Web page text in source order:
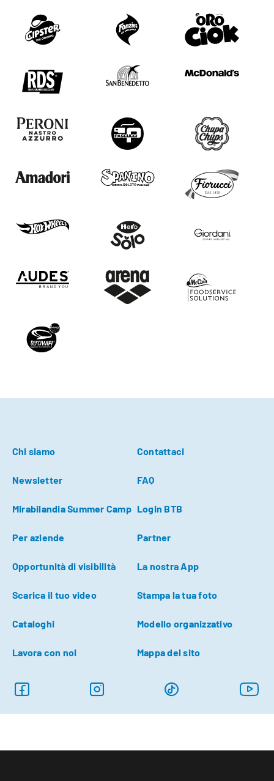
Chi siamo Contattaci
Newsletter FAQ
Mirabilandia Summer Camp Login BTB
Per aziende Partner
Opportunità di visibilità La nostra App
Scarica il tuo video Stampa la tua foto
Cataloghi Modello organizzativo
Lavora con noi Mappa del sito